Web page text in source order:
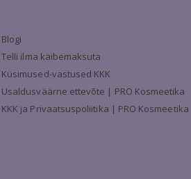
Blogi
Telli ilma käibemaksuta
Küsimused-vastused KKK
Usaldusväärne ettevõte | PRO Kosmeetika
KKK ja Privaatsuspoliitika | PRO Kosmeetika